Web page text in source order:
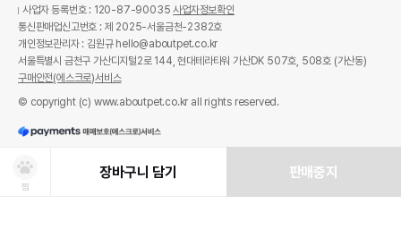
찜
장바구니 담기 판매중지
사업자 등록번호 : 120-87-90035사업자정보확인
통신판매업신고번호 : 제 2025-서울금천-2382호
개인정보관리자 : 김원규 hello@aboutpet.co.kr
서울특별시 금천구 가산디지털2로 144, 현대테라타워 가산DK 507호, 508호 (가산동)
구매안전(에스크로)서비스
© copyright (c) www.aboutpet.co.kr all rights reserved.